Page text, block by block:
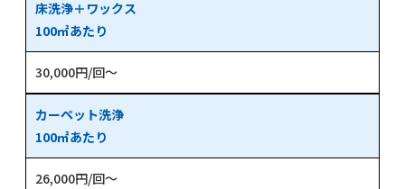
床洗浄＋ワックス
100㎡あたり
30,000円/回～
カーペット洗浄
100㎡あたり
26,000円/回～